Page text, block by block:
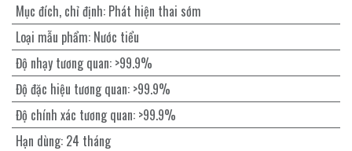
Mục đích, chỉ định: Phát hiện thai sớm
Loại mẫu phẩm: Nước tiểu
Độ nhạy tương quan: >99.9%
Độ đặc hiệu tương quan: >99.9%
Độ chính xác tương quan: >99.9%
Hạn dùng: 24 tháng